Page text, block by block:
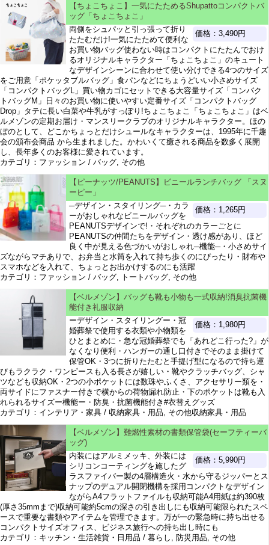
【ちょこちょこ】一気にたためるShupattoコンパクトバ
ッグ「ちょこちょこ」
価格：3,490円
両側をシュパッと引っ張って折り
たたむだけ!一気にたためて便利な
お買い物バッグ使わない時はコンパクトにたたんでおけ
るオリジナルキャラクター「ちょこちょこ」のキュート
なデザインシーンに合わせて使い分けできる4つのサイズ
をご用意「ポケッタブルバッグ」食パンなどにちょうどいい小さめサイズ
「コンパクトバッグL」買い物カゴにセットできる大容量サイズ「コンパク
トバッグM」日々のお買い物に使いやすい定番サイズ「コンパクトバッグ
Drop」タテに長い白菜や牛乳がすっぽり!ちょこちょこ「ちょこちょこ」はベ
ルメゾンの定期お届け・マンスリークラブのオリジナルキャラクター。ほの
ぼのとして、どこかちょっとだけシュールなキャラクターは、1995年に千趣
会の頒布会商品 から生まれました。かわいくて癒される商品を数多く展開
し、長年多くのお客様に愛されています。
カテゴリ：ファッション / バッグ, その他
【ピーナッツ/PEANUTS】ビニールランチバッグ 「スヌ
ーピー」
価格：1,265円
─デザイン・スタイリング─・カラ
ーがおしゃれなビニールバッグを
PEANUTSデザインで!・それぞれのカラーごとに
PEANUTSの仲間たちをデザイン・透け感があり、ほど
良く中が見える色づかいがおしゃれ─機能─・小さめサイ
ズながらマチありで、お弁当と水筒を入れて持ち歩くのにぴったり・財布や
スマホなどを入れて、ちょっとお出かけするのにも活躍
カテゴリ：ファッション / バッグ, トートバッグ, その他
【ベルメゾン】バッグも靴も小物も一式収納!消臭抗菌機
能付き礼服収納
価格：1,980円
ーデザイン・スタイリングー・冠
婚葬祭で使用する衣類や小物類を
ひとまとめに・急な冠婚葬祭でも「あれどこ行った?」が
なくなり便利・ハンガーの通し口付きでそのまま掛けて
保管OK・3つに折りたたむと手提げ型になるので持ち運
びもラクラク・ワンピースも入る長さが嬉しい・靴やクラッチバッグ、シャ
ツなども収納OK・2つの小ポケットには数珠やふくさ、アクセサリー類を・
両サイドにファスナー付きで横からの荷物漏れ防止・下のポケットは靴も入
れられるサイズー機能ー・防臭・抗菌機能付き#衣替えグッズ
カテゴリ：インテリア・家具 / 収納家具・用品, その他収納家具・用品
【ベルメゾン】難燃性素材の書類保管袋(セーフティーバ
ッグ)
価格：5,990円
内装にはアルミメッキ、外装には
シリコンコーティングを施したグ
ラスファイバー製の4層構造火・水から守るジッパーとス
ナップのデュアル開閉機構を採用コンパクトなデザイン
ながらA4フラットファイルも収納可能A4用紙は約390枚
(厚さ35mmまで)収納可能約5cmの深さの引き出しにも収納可能限られたスペ
ースで重要な書類やアイテムを管理できます。万が一の緊急時に持ち出せる
コンパクトサイズオフィス、ビジネス旅行への持ち出し時にも
カテゴリ：キッチン・生活雑貨・日用品 / 暮らし, 防災用品, その他